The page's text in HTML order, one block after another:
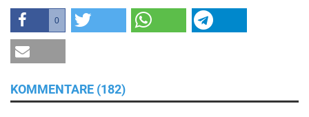
0
KOMMENTARE (182)